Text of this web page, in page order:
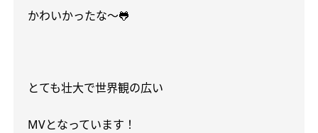
かわいかったな〜🐸
とても壮大で世界観の広い
MVとなっています！